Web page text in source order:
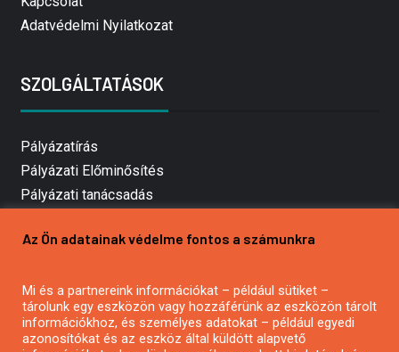
Adatvédelmi Nyilatkozat
SZOLGÁLTATÁSOK
Pályázatírás
Pályázati Előminősítés
Pályázati tanácsadás
Mezőgazdasági pályázatírás
Pályázatírás civil szervezeteknek
Pályázatírás önkormányzatoknak
Pályázatfigyelés
Az Ön adatainak védelme fontos a számunkra
Mi és a partnereink információkat – például sütiket –
tárolunk egy eszközön vagy hozzáférünk az eszközön tárolt
információkhoz, és személyes adatokat – például egyedi
azonosítókat és az eszköz által küldött alapvető